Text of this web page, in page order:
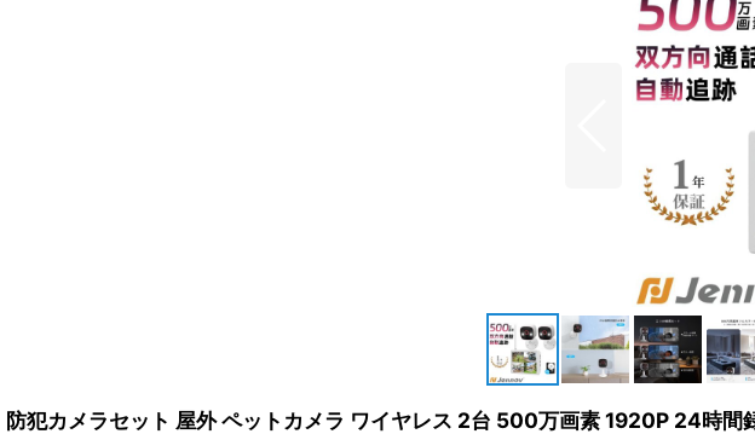
防犯カメラセット 屋外 ペットカメラ ワイヤレス 2台 500万画素 1920P 24時